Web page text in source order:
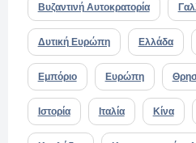
Βυζαντινή Αυτοκρατορία
Δυτική Ευρώπη Ελλάδα
Εμπόριο Ευρώπη
Ιστορία Ιταλία Κίνα